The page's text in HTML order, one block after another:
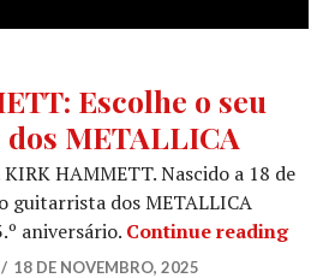
Escolhe o seu
METALLICA
HAMMETT. Nascido a 18 de
guitarrista dos METALLICA
aniversário. Continue reading
18 DE NOVEMBRO, 2025